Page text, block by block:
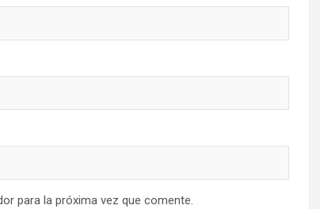
para la próxima vez que comente.